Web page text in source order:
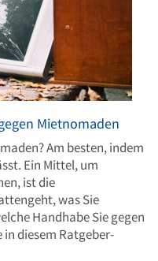
Mietnomaden
Am besten, indem
Ein Mittel, um
ist die
was Sie
Handhabe Sie gegen
diesem Ratgeber-